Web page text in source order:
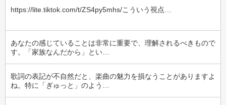
https://lite.tiktok.com/t/ZS4py5mhs/こういう視点…
あなたの感じていることは非常に重要で、理解されるべきもので
す。「家族なんだから」とい…
歌詞の表記が不自然だと、楽曲の魅力を損なうことがありますよ
ね。特に「ぎゅっと」のよう…